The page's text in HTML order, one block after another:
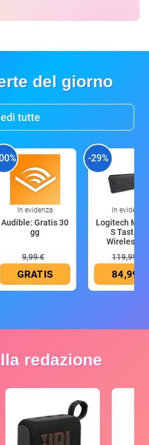
del giorno
tutte
In evidenza
Audible: Gratis 30
gg
9,99 €
GRATIS
-29%
In evidenza
Logitech MX
S Tastiera
Wireless
119,99 €
84,99 €
redazione